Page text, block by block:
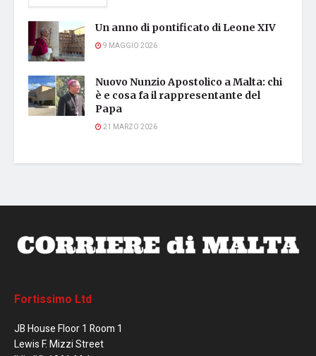
Un anno di pontificato di Leone XIV
9 MAGGIO 2026
Nuovo Nunzio Apostolico a Malta: chi
è e cosa fa il rappresentante del
Papa
21 MARZO 2026
Fortissimo Ltd
JB House Floor 1 Room 1
Lewis F. Mizzi Street